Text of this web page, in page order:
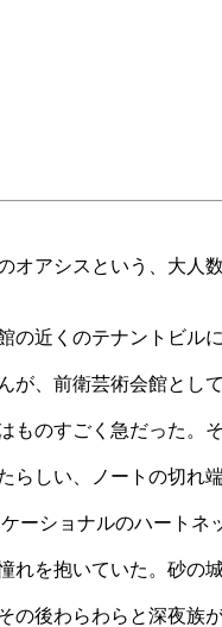
オアシスという、大人
の近くのテナントビル
が、前衛芸術会館とし
ものすごく急だった。
らしい、ノートの切れ
ーショナルのハートネ
れを抱いていた。砂の
の後わらわらと深夜族